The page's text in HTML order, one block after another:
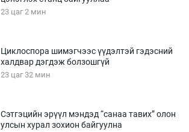
23 цаг 2 мин
Циклоспора шимэгчээс үүдэлтэй гэдэсний
халдвар дэгдэж болзошгүй
23 цаг 32 мин
Сэтгэцийн эрүүл мэндэд “санаа тавих” олон
улсын хурал зохион байгуулна